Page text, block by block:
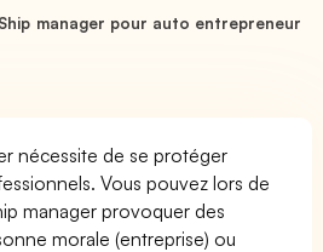
manager pour auto entrepreneur
nécessite de se protéger
Vous pouvez lors de
manager provoquer des
morale (entreprise) ou